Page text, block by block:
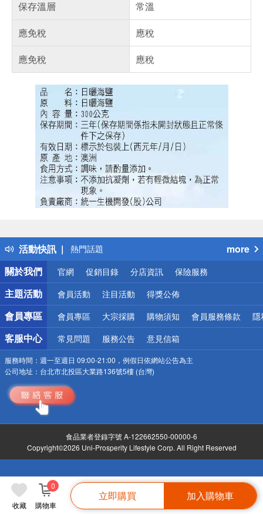
收藏 購物車
0
立即購買 加入購物車
保存溫層
常溫
應免稅
應稅
應免稅
應稅
活動快訊
偏遠地區配送
得獎公告
熱門話題
銀行優惠
偏遠地區配送
詐騙網頁！請小心！
more
關於我們
官網 促銷目錄 分店資訊 保險服務
主題活動 會員活動 注目活動 得獎公佈
會員專區 會員專區 大宗採購 購物須知 會員服務條款 隱
客服中心 常見問題 服務公告 意見信箱
服務時間： 週一至週日 09:00-21:00，例假日依網站公告為主
公司地址： 台北市北投區大業路136號5樓 (台灣)
食品業者登錄字號 A-122662550-00000-6
Copyright©2026 Uni-Prosperity Lifestyle Corp. All Right Reserved